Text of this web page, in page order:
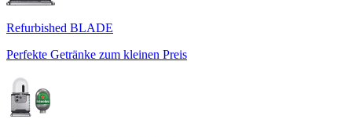
Refurbished BLADE
Perfekte Getränke zum kleinen Preis